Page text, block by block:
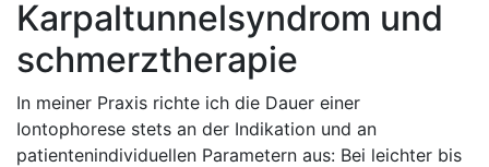
Karpaltunnelsyndrom und
schmerztherapie
In ​meiner ​Praxis richte ich die ⁣Dauer einer
Iontophorese stets an der Indikation und an
patientenindividuellen Parametern​ aus: Bei‍ leichter ​bis